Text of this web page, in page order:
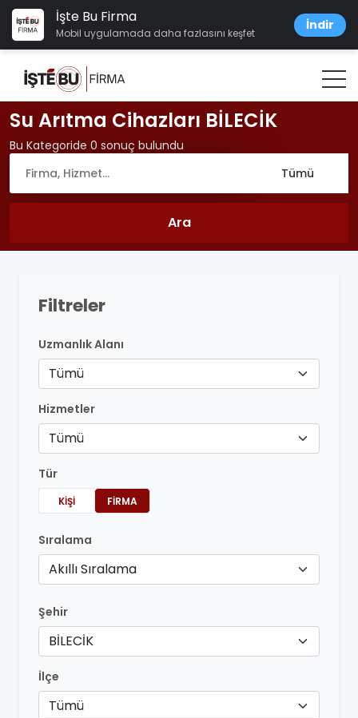
İşte Bu Firma
Mobil uygulamada daha fazlasını keşfet
İndir
Su Arıtma Cihazları BİLECİK
Bu Kategoride 0 sonuç bulundu
Filtreler
Uzmanlık Alanı
Tümü
Hizmetler
Tümü
Tür
KIŞI FIRMA
Sıralama
Akıllı Sıralama
Şehir
BİLECİK
İlçe
Tümü